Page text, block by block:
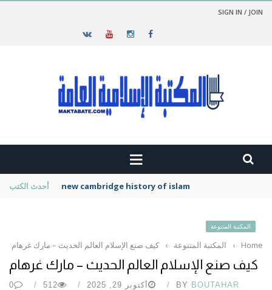
SIGN IN / JOIN
أحدث الكتب new cambridge history of islam
المكتبة المتنوعة
Home
› المكتبة المتنوعة › كيف صنع الإسلام العالم الحديث – مارك غرهام
كيف صنع الإسلام العالم الحديث – مارك غرهام
BY BOUTAHAR أكتوبر 29, 2025 512
0